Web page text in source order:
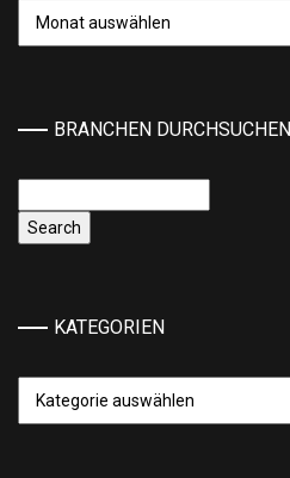
BRANCHEN DURCHSUCHEN
KATEGORIEN